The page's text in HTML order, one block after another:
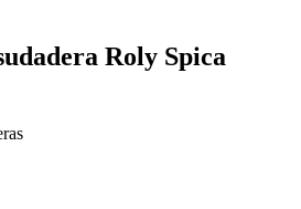
Roly Spica